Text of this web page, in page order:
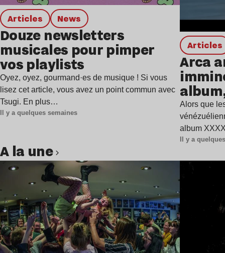
Articles news
Douze newsletters
musicales pour pimper
vos playlists
Oyez, oyez, gourmand·es de musique ! Si vous
lisez cet article, vous avez un point commun avec
Tsugi. En plus…
Il y a quelques semaines
Articles
Arca
Alors que
album
Il y a
A la une
Lire l’article